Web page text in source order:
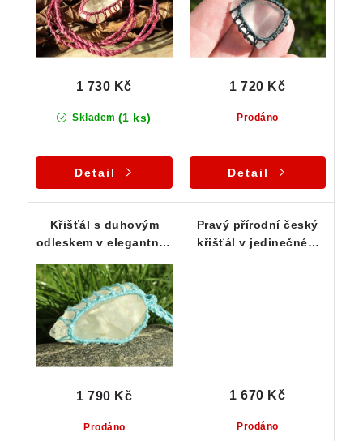
Skladem (1 ks)
1 730 Kč
Detail
Prodáno
1 720 Kč
Detail
Křišťál s duhovým
odleskem v elegantním
Prodáno
1 790 Kč
Pravý přírodní český
křišťál v jedinečném
Prodáno
1 670 Kč